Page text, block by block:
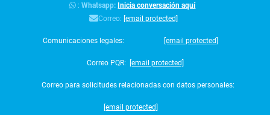
:Whatsapp:Inicia conversación aquí
Correo: [email protected]
Comunicaciones legales: [email protected]
Correo PQR: [email protected]
Correo para solicitudes relacionadas con datos personales:
[email protected]